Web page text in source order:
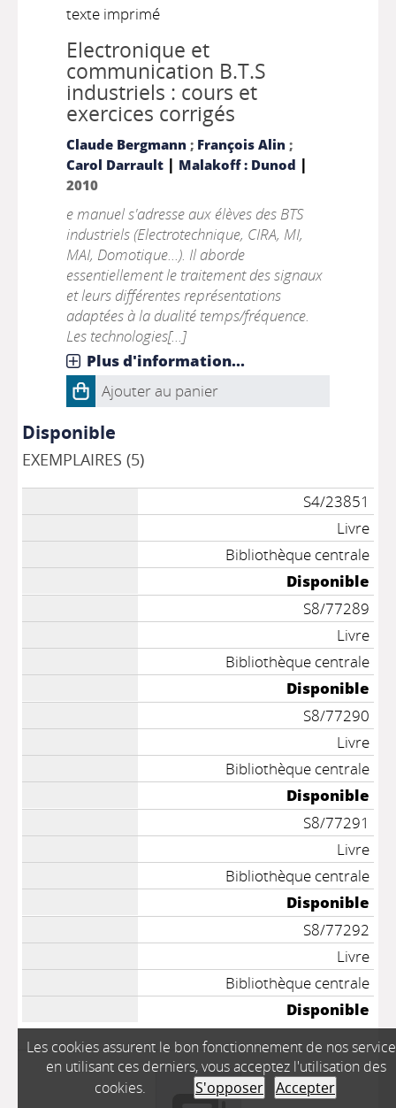
texte imprimé
Electronique et
communication B.T.S
industriels : cours et
exercices corrigés
Claude Bergmann ; François Alin ;
Carol Darrault | Malakoff : Dunod |
2010
e manuel s'adresse aux élèves des BTS
industriels (Electrotechnique, CIRA, MI,
MAI, Domotique...). Il aborde
essentiellement le traitement des signaux
et leurs différentes représentations
adaptées à la dualité temps/fréquence.
Les technologies[...]
Plus d'information...
Ajouter au panier
Disponible
EXEMPLAIRES (5)
S4/23851
Livre
Bibliothèque centrale
Disponible
S8/77289
Livre
Bibliothèque centrale
Disponible
S8/77290
Livre
Bibliothèque centrale
Disponible
S8/77291
Livre
Bibliothèque centrale
Disponible
S8/77292
Livre
Bibliothèque centrale
Disponible
Les cookies assurent le bon fonctionnement de nos
en utilisant ces derniers, vous acceptez l'utilisation des
cookies.
S'opposer Accepter